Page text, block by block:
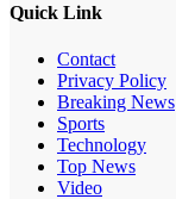
Quick Link
Contact
Privacy Policy
Breaking News
Sports
Technology
Top News
Video